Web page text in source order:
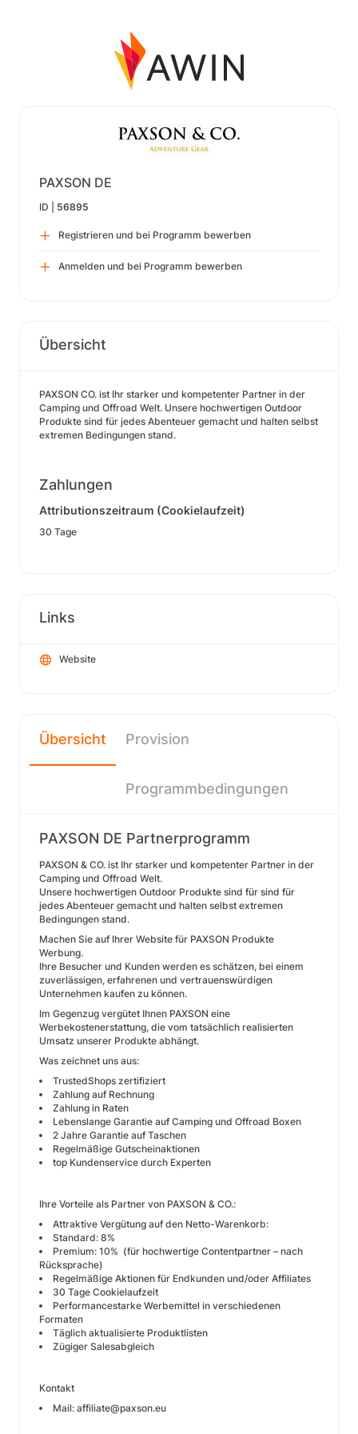
PAXSON DE
ID | 56895
Registrieren und bei Programm bewerben
Anmelden und bei Programm bewerben
Übersicht
PAXSON CO. ist Ihr starker und kompetenter Partner in der
Camping und Offroad Welt. Unsere hochwertigen Outdoor
Produkte sind für jedes Abenteuer gemacht und halten selbst
extremen Bedingungen stand.
Zahlungen
Attributionszeitraum (Cookielaufzeit)
30 Tage
Links
Website
Übersicht Provision
Programmbedingungen
PAXSON DE Partnerprogramm
PAXSON & CO. ist Ihr starker und kompetenter Partner in der
Camping und Offroad Welt.
Unsere hochwertigen Outdoor Produkte sind für sind für
jedes Abenteuer gemacht und halten selbst extremen
Bedingungen stand.
Machen Sie auf Ihrer Website für PAXSON Produkte
Werbung.
Ihre Besucher und Kunden werden es schätzen, bei einem
zuverlässigen, erfahrenen und vertrauenswürdigen
Unternehmen kaufen zu können.
Im Gegenzug vergütet Ihnen PAXSON eine
Werbekostenerstattung, die vom tatsächlich realisierten
Umsatz unserer Produkte abhängt.
Was zeichnet uns aus:
TrustedShops zertifiziert
Zahlung auf Rechnung
Zahlung in Raten
Lebenslange Garantie auf Camping und Offroad Boxen
2 Jahre Garantie auf Taschen
Regelmäßige Gutscheinaktionen
top Kundenservice durch Experten
Ihre Vorteile als Partner von PAXSON & CO.:
Attraktive Vergütung auf den Netto-Warenkorb:
Standard: 8%
Premium: 10% (für hochwertige Contentpartner – nach
Rücksprache)
Regelmäßige Aktionen für Endkunden und/oder Affiliates
30 Tage Cookielaufzeit
Performancestarke Werbemittel in verschiedenen
Formaten
Täglich aktualisierte Produktlisten
Zügiger Salesabgleich
Kontakt
Mail: affiliate@paxson.eu